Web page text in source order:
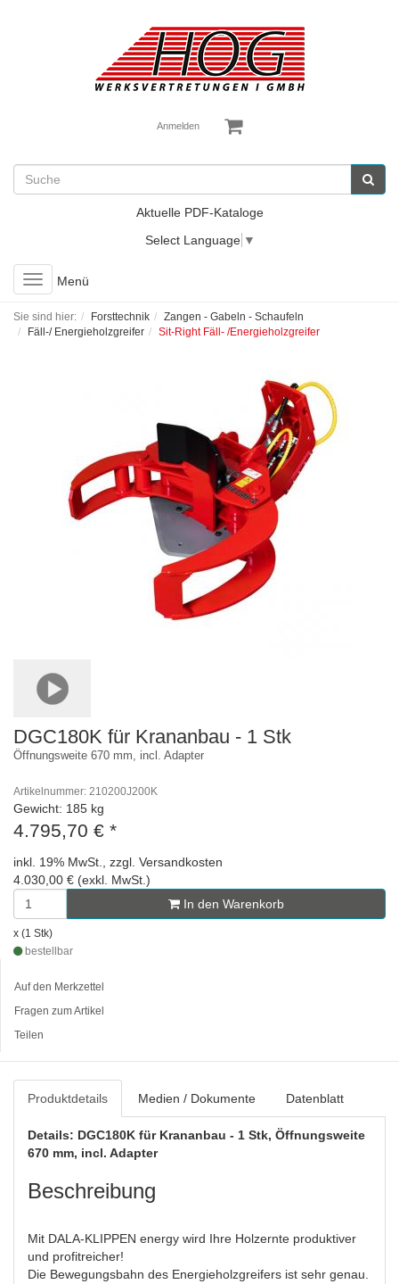
Anmelden
Aktuelle PDF-Kataloge
Select Language ▼
Toggle
navigation
Menü
Sie sind hier: Forsttechnik
Zangen - Gabeln - Schaufeln
Fäll-/ Energieholzgreifer
Sit-Right Fäll- /Energieholzgreifer
DGC180K für Krananbau - 1 Stk
Öffnungsweite 670 mm, incl. Adapter
Artikelnummer: 210200J200K
Gewicht: 185 kg
4.795,70 € *
inkl. 19% MwSt., zzgl. Versandkosten
4.030,00 € (exkl. MwSt.)
In den Warenkorb
x (1 Stk)
bestellbar
Auf den Merkzettel
Fragen zum Artikel
Teilen
Produktdetails Medien / Dokumente Datenblatt
Details: DGC180K für Krananbau - 1 Stk, Öffnungsweite
670 mm, incl. Adapter
Beschreibung
Mit DALA-KLIPPEN energy wird Ihre Holzernte produktiver
und profitreicher!
Die Bewegungsbahn des Energieholzgreifers ist sehr genau.